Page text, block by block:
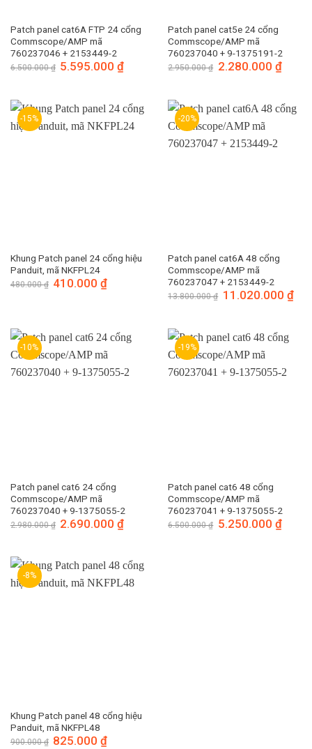
Patch panel cat6A FTP 24 cổng
Commscope/AMP mã
760237046 + 2153449-2
6.500.000₫ Giá
gốc
5.595.000₫
5.595.000 ₫.
Patch panel cat5e 24 cổng
Commscope/AMP mã
760237040 + 9-1375191-2
2.950.000₫ Giá
gốc
2.280.000 ₫Giá
-15%
Khung Patch panel 24 cổng hiệu
Panduit, mã NKFPL24
480.000₫ Giá
gốc
410.000₫
-20%
Patch panel cat6A 48 cổng
Commscope/AMP mã
760237047 + 2153449-2
13.800.000₫ Giá
gốc
11.020.000 ₫Giá
-10%
Patch panel cat6 24 cổng
Commscope/AMP mã
760237040 + 9-1375055-2
2.980.000₫ Giá
gốc
2.690.000₫
2.690.000 ₫.
-19%
Patch panel cat6 48 cổng
Commscope/AMP mã
760237041 + 9-1375055-2
6.500.000₫ Giá
gốc
5.250.000 ₫Giá
-8%
Khung Patch panel 48 cổng hiệu
Panduit, mã NKFPL48
900.000₫ Giá
825.000₫